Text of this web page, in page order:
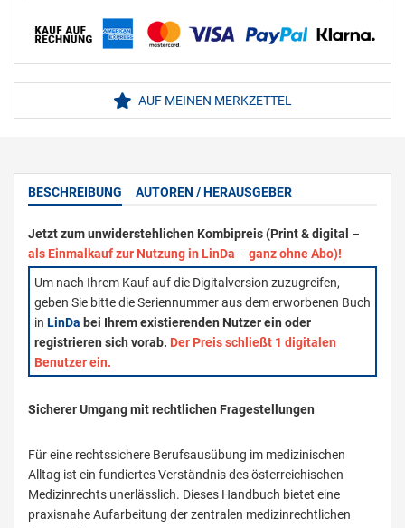
AUF MEINEN MERKZETTEL
BESCHREIBUNG AUTOREN / HERAUSGEBER
Jetzt zum unwiderstehlichen Kombipreis (Print & digital –
als Einmalkauf zur Nutzung in LinDa – ganz ohne Abo)!
Um nach Ihrem Kauf auf die Digitalversion zuzugreifen,
geben Sie bitte die Seriennummer aus dem erworbenen Buch
in LinDa bei Ihrem existierenden Nutzer ein oder
registrieren sich vorab. Der Preis schließt 1 digitalen
Benutzer ein.
Sicherer Umgang mit rechtlichen Fragestellungen
Für eine rechtssichere Berufsausübung im medizinischen
Alltag ist ein fundiertes Verständnis des österreichischen
Medizinrechts unerlässlich. Dieses Handbuch bietet eine
praxisnahe Aufarbeitung der zentralen medizinrechtlichen